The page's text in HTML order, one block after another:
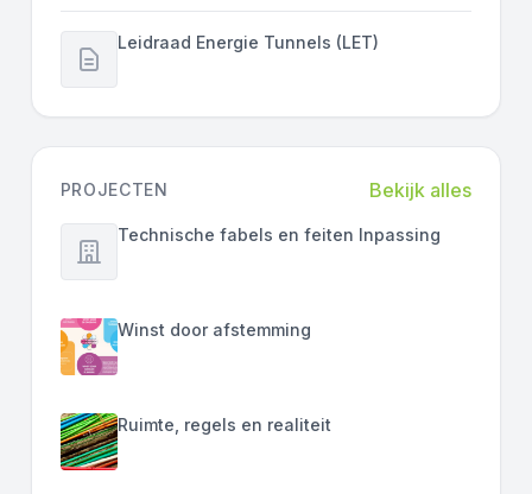
Leidraad Energie Tunnels (LET)
PROJECTEN Bekijk alles
Technische fabels en feiten Inpassing
Winst door afstemming
Ruimte, regels en realiteit